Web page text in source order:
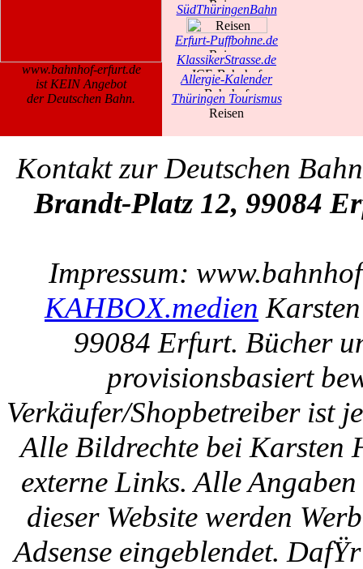
www.bahnhof-erfurt.de
ist KEIN Angebot
der Deutschen Bahn.
SüdThüringenBahn
Erfurt-Puffbohne.de
KlassikerStrasse.de
Allergie-Kalender
Thüringen Tourismus
Kontakt zur Deutschen
Brandt-Platz 12, 99084
Impressum:
KAHBOX.medien
99084 Erfurt. Bücher
provisionsbasiert
Verkäufer/Shopbetreiber ist
Alle Bildrechte bei Karsten
externe Links. Alle
dieser Website werden
Adsense eingeblendet.